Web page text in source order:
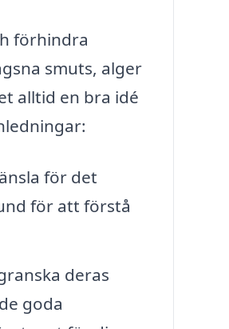
förhindra
smuts, alger
alltid en bra idé
för det
för att förstå
deras
goda